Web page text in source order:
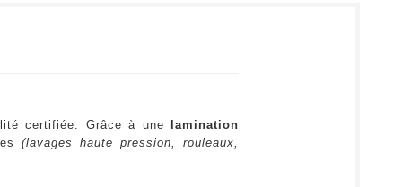
certifiée. Grâce à une
lamination
(lavages haute pression, rouleaux,